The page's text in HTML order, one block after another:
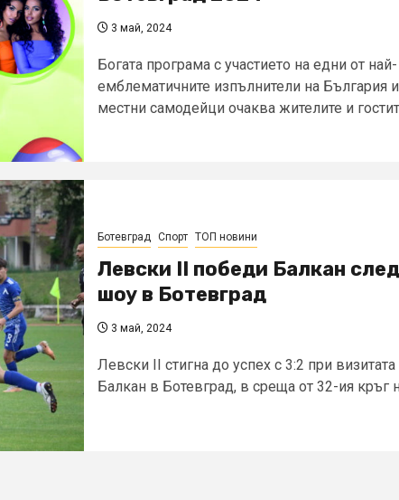
3 май, 2024
Богата програма с участието на едни от най-
емблематичните изпълнители на България
местни самодейци очаква жителите и
Ботевград Спорт ТОП новини
Левски II победи Балкан
шоу в Ботевград
3 май, 2024
Левски II стигна до успех с 3:2 при визитата
Балкан в Ботевград, в среща от 32-ия кръг